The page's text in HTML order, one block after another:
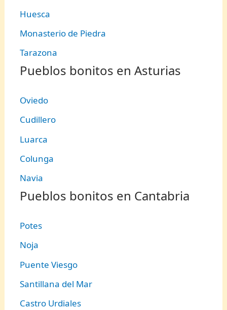
Huesca
Monasterio de Piedra
Tarazona
Pueblos bonitos en Asturias
Oviedo
Cudillero
Luarca
Colunga
Navia
Pueblos bonitos en Cantabria
Potes
Noja
Puente Viesgo
Santillana del Mar
Castro Urdiales